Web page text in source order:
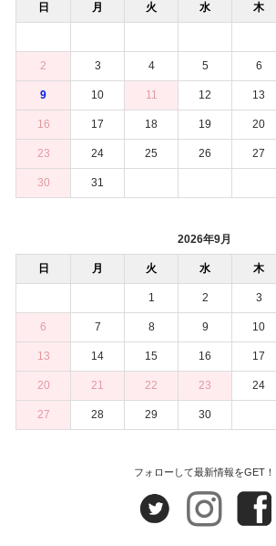
日 月 火 水 木
2 3 4 5 6
9 10 11 12 13
16 17 18 19 20
23 24 25 26 27
30 31
2026年9月
日 月 火 水 木
1 2 3
6 7 8 9 10
13 14 15 16 17
20 21 22 23 24
27 28 29 30
フォローして最新情報をGET！